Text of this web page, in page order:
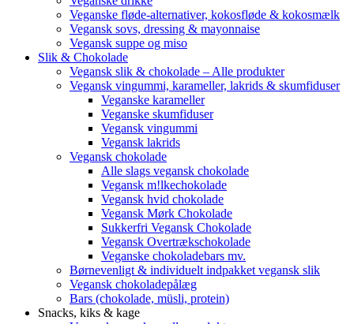
Veganske fløde-alternativer, kokosfløde & kokosmælk
Vegansk sovs, dressing & mayonnaise
Vegansk suppe og miso
Slik & Chokolade
Vegansk slik & chokolade – Alle produkter
Vegansk vingummi, karameller, lakrids & skumfiduser
Veganske karameller
Veganske skumfiduser
Vegansk vingummi
Vegansk lakrids
Vegansk chokolade
Alle slags vegansk chokolade
Vegansk m!lkechokolade
Vegansk hvid chokolade
Vegansk Mørk Chokolade
Sukkerfri Vegansk Chokolade
Vegansk Overtrækschokolade
Veganske chokoladebars mv.
Børnevenligt & individuelt indpakket vegansk slik
Vegansk chokoladepålæg
Bars (chokolade, müsli, protein)
Snacks, kiks & kage